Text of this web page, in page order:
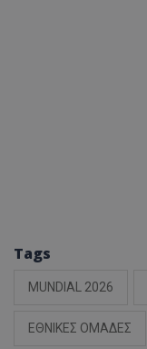
Tags
MUNDIAL 2026
ΕΘΝΙΚΕΣ ΟΜΑΔΕΣ